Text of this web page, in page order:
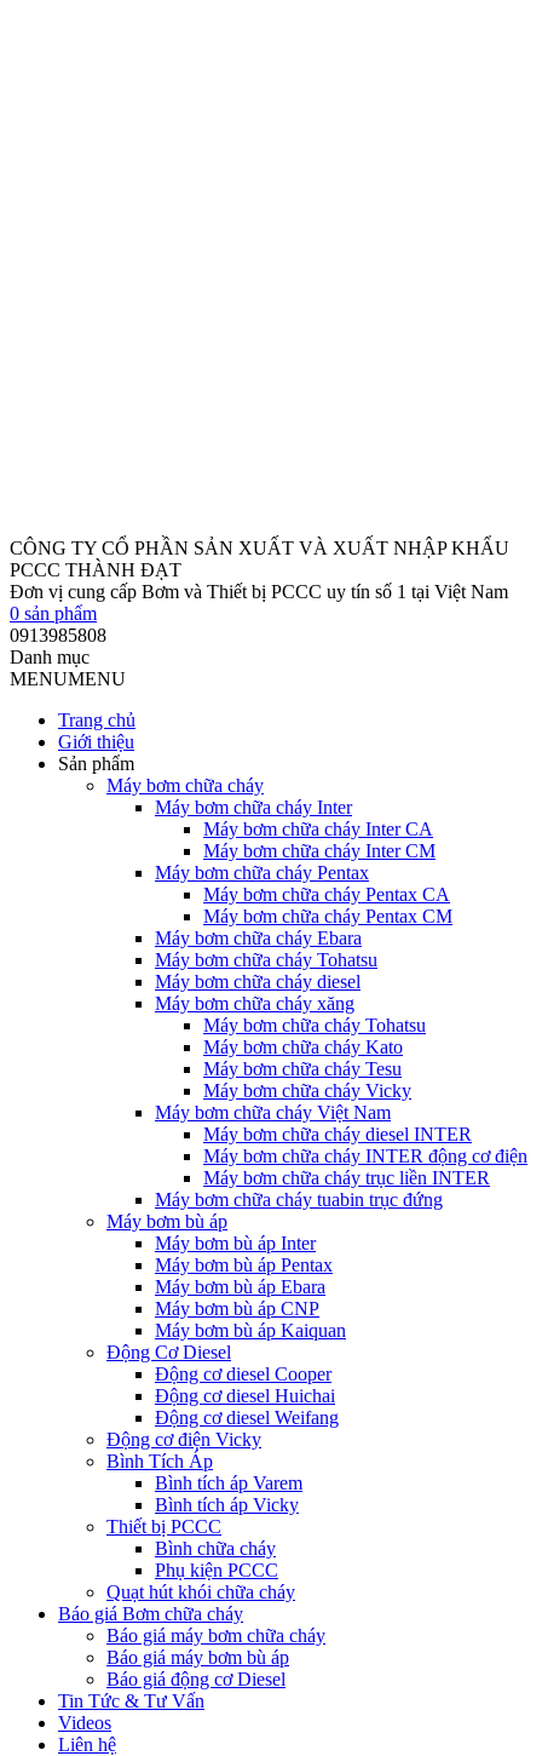
CÔNG TY CỔ PHẦN SẢN XUẤT VÀ XUẤT NHẬP KHẨU
PCCC THÀNH ĐẠT
Đơn vị cung cấp Bơm và Thiết bị PCCC uy tín số 1 tại Việt Nam
0 sản phẩm
0913985808
Danh mục
MENUMENU
Trang chủ
Giới thiệu
Sản phẩm
Máy bơm chữa cháy
Máy bơm chữa cháy Inter
Máy bơm chữa cháy Inter CA
Máy bơm chữa cháy Inter CM
Máy bơm chữa cháy Pentax
Máy bơm chữa cháy Pentax CA
Máy bơm chữa cháy Pentax CM
Máy bơm chữa cháy Ebara
Máy bơm chữa cháy Tohatsu
Máy bơm chữa cháy diesel
Máy bơm chữa cháy xăng
Máy bơm chữa cháy Tohatsu
Máy bơm chữa cháy Kato
Máy bơm chữa cháy Tesu
Máy bơm chữa cháy Vicky
Máy bơm chữa cháy Việt Nam
Máy bơm chữa cháy diesel INTER
Máy bơm chữa cháy INTER động cơ điện
Máy bơm chữa cháy trục liền INTER
Máy bơm chữa cháy tuabin trục đứng
Máy bơm bù áp
Máy bơm bù áp Inter
Máy bơm bù áp Pentax
Máy bơm bù áp Ebara
Máy bơm bù áp CNP
Máy bơm bù áp Kaiquan
Động Cơ Diesel
Động cơ diesel Cooper
Động cơ diesel Huichai
Động cơ diesel Weifang
Động cơ điện Vicky
Bình Tích Áp
Bình tích áp Varem
Bình tích áp Vicky
Thiết bị PCCC
Bình chữa cháy
Phụ kiện PCCC
Quạt hút khói chữa cháy
Báo giá Bơm chữa cháy
Báo giá máy bơm chữa cháy
Báo giá máy bơm bù áp
Báo giá động cơ Diesel
Tin Tức & Tư Vấn
Videos
Liên hệ